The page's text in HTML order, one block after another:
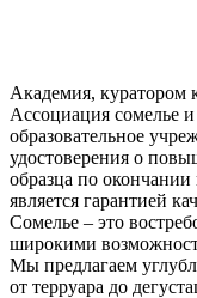
Академия, куратором
Ассоциация сомелье
образовательное
удостоверения о
образца по окончании
является гарантией
Сомелье – это
широкими
Мы предлагаем
от терруара до